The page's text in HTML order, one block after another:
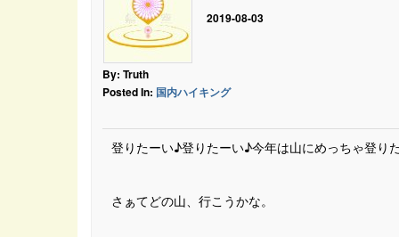
2019-08-03
By: Truth
Posted In: 国内ハイキング
登りたーい♪登りたーい♪今年は山にめっちゃ登り
さぁてどの山、行こうかな。